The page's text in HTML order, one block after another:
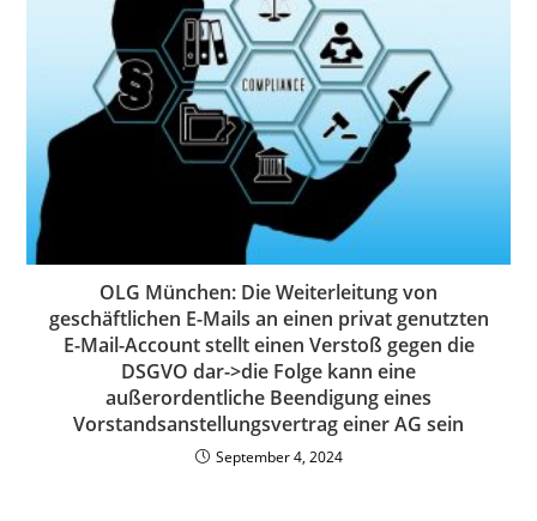
OLG München: Die Weiterleitung von
geschäftlichen E-Mails an einen privat genutzten
E-Mail-Account stellt einen Verstoß gegen die
DSGVO dar->die Folge kann eine
außerordentliche Beendigung eines
Vorstandsanstellungsvertrag einer AG sein
September 4, 2024